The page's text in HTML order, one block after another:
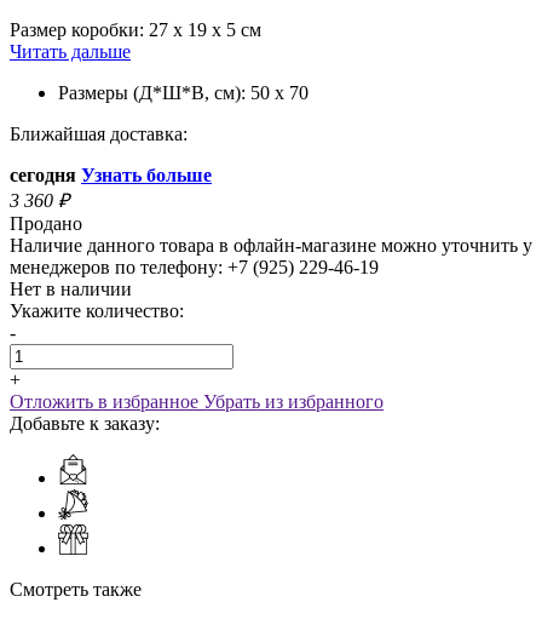
Размер коробки: 27 х 19 х 5 см
Читать дальше
Размеры (Д*Ш*В, см): 50 х 70
Ближайшая доставка:
сегодня Узнать больше
3 360 ₽
Продано
Наличие данного товара в офлайн-магазине можно уточнить у
менеджеров по телефону: +7 (925) 229-46-19
Нет в наличии
Укажите количество:
-
+
Отложить в избранное Убрать из избранного
Добавьте к заказу:
Смотреть также